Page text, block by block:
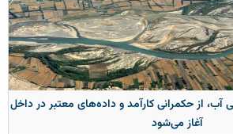
آب، از حکمرانی کارآمد و داده‌های معتبر در داخل
آغاز می‌شود